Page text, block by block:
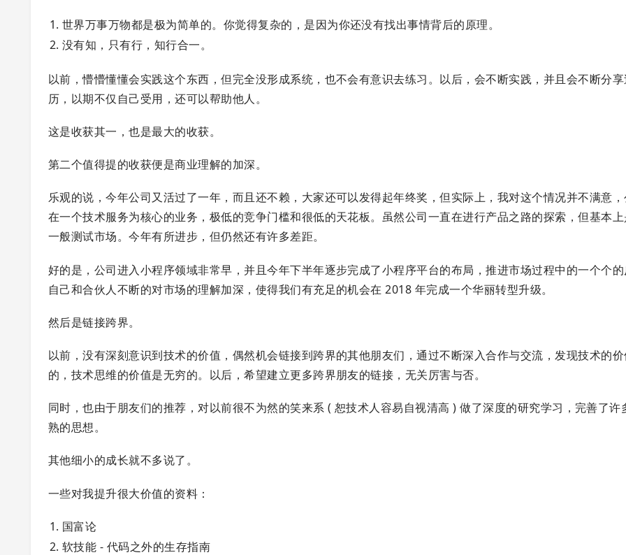
世界万事万物都是极为简单的。你觉得复杂的，是因为你还没有找出事情背后的原理。
没有知，只有行，知行合一。
以前，懵懵懂懂会实践这个东西，但完全没形成系统，也不会有意识去练习。以后，会不断实践，并且会不断分
历，以期不仅自己受用，还可以帮助他人。
这是收获其一，也是最大的收获。
第二个值得提的收获便是商业理解的加深。
乐观的说，今年公司又活过了一年，而且还不赖，大家还可以发得起年终奖，但实际上，我对这个情况并不满意
在一个技术服务为核心的业务，极低的竞争门槛和很低的天花板。虽然公司一直在进行产品之路的探索，但基本
一般测试市场。今年有所进步，但仍然还有许多差距。
好的是，公司进入小程序领域非常早，并且今年下半年逐步完成了小程序平台的布局，推进市场过程中的一个个的
自己和合伙人不断的对市场的理解加深，使得我们有充足的机会在 2018 年完成一个华丽转型升级。
然后是链接跨界。
以前，没有深刻意识到技术的价值，偶然机会链接到跨界的其他朋友们，通过不断深入合作与交流，发现技术的
的，技术思维的价值是无穷的。以后，希望建立更多跨界朋友的链接，无关厉害与否。
同时，也由于朋友们的推荐，对以前很不为然的笑来系 ( 恕技术人容易自视清高 ) 做了深度的研究学习，完善了许
熟的思想。
其他细小的成长就不多说了。
一些对我提升很大价值的资料：
国富论
软技能 - 代码之外的生存指南